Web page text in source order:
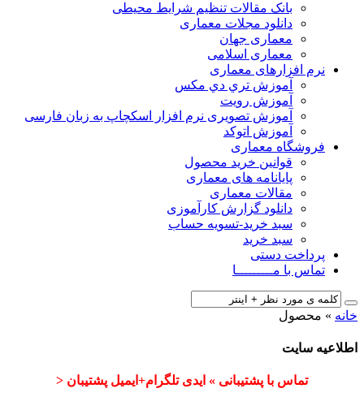
بانک مقالات تنظیم شرایط محیطی
دانلود مجلات معماری
معماری جهان
معماری اسلامی
نرم افزارهای معماری
آﻣﻮزش ﺗﺮي دي ﻣﮑﺲ
آموزش رویت
آموزش تصویری نرم افزار اسکچاپ به زبان فارسی
آموزش اتوکد
فروشگاه معماری
قوانین خرید محصول
پایانامه های معماری
مقالات معماری
دانلود گزارش کارآموزی
سبد خرید-تسویه حساب
سبد خرید
پرداخت دستی
تماس با مـــــــــا
خانه » محصول
اطلاعیه سایت
تماس با پشتیبانی » ایدی تلگرام+ایمیل پشتیبان <